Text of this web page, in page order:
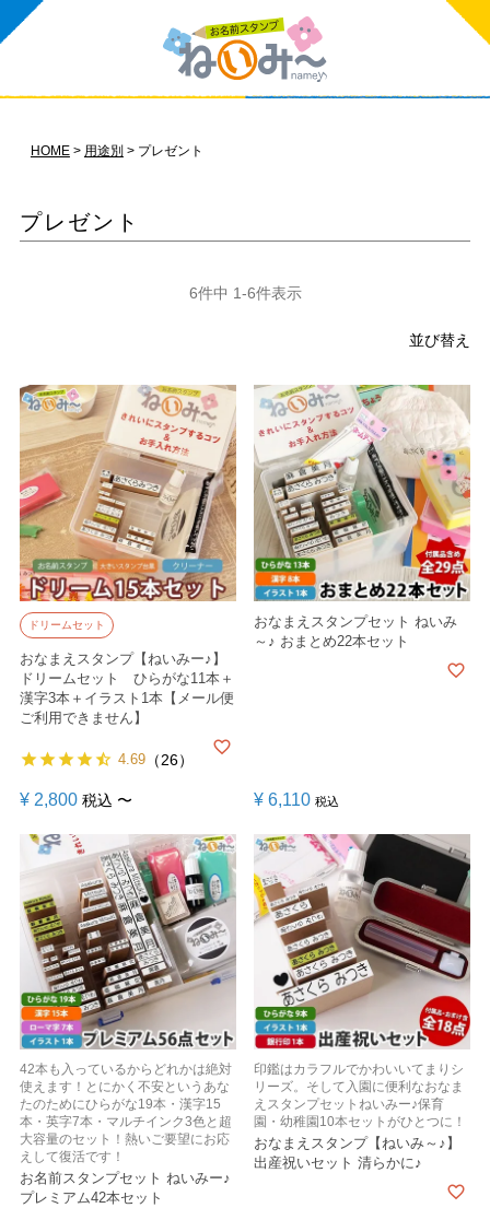
HOME 用途別 プレゼント
プレゼント
並び替え
6件中 1-6件表示
ドリームセット
おなまえスタンプ【ねいみー♪】
ドリームセット ひらがな11本＋
漢字3本＋イラスト1本【メール便
ご利用できません】
¥ 2,800 税込 〜
4.69（26）
おなまえスタンプセット ねいみ
～♪ おまとめ22本セット
¥ 6,110 税込
42本も入っているからどれかは絶対
使えます！とにかく不安というあな
たのためにひらがな19本・漢字15
本・英字7本・マルチインク3色と超
大容量のセット！熱いご要望にお応
えして復活です！
お名前スタンプセット ねいみー♪
プレミアム42本セット
印鑑はカラフルでかわいいてまりシ
リーズ。そして入園に便利なおなま
えスタンプセットねいみー♪保育
園・幼稚園10本セットがひとつに！
おなまえスタンプ【ねいみ～♪】
出産祝いセット 清らかに♪